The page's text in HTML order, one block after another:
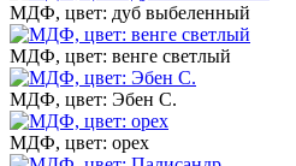
МДФ, цвет: дуб выбеленный
МДФ, цвет: венге светлый
МДФ, цвет: Эбен С.
МДФ, цвет: орех